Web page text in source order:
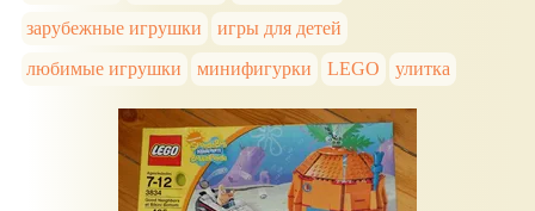
зарубежные игрушки
игры для детей
любимые игрушки
минифигурки LEGO улитка